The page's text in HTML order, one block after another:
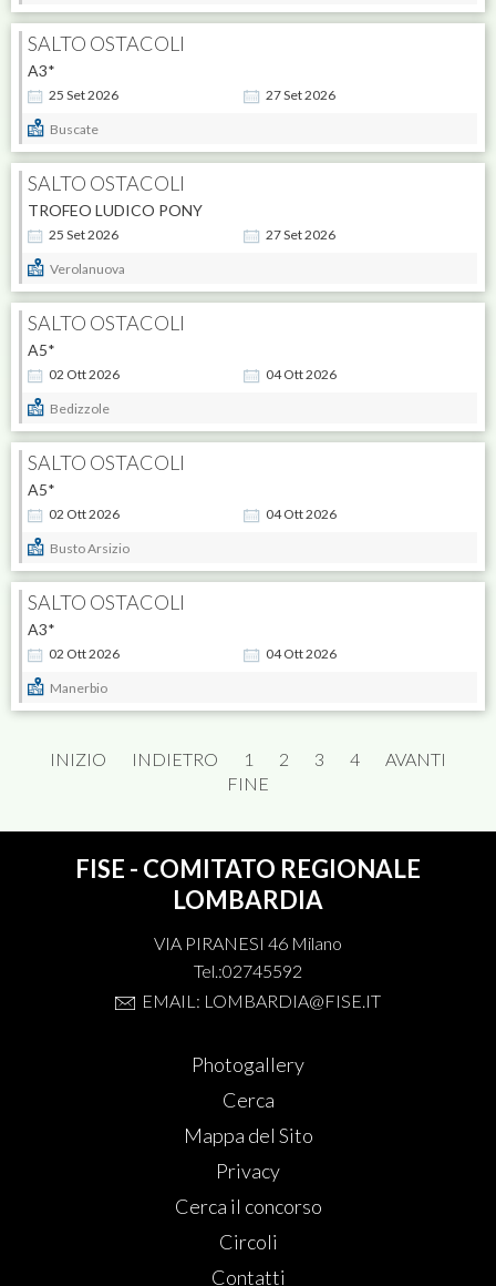
SALTO OSTACOLI
25 Set2026 27Set2026
A3*
Buscate
SALTO OSTACOLI
25 Set2026 27Set2026
TROFEO LUDICO PONY
Verolanuova
SALTO OSTACOLI
02 Ott2026 04 Ott2026
A5*
Bedizzole
SALTO OSTACOLI
02 Ott2026 04 Ott2026
A5*
Busto Arsizio
SALTO OSTACOLI
02 Ott2026 04 Ott2026
A3*
Manerbio
INIZIO INDIETRO 1 2 3 4
AVANTI
FINE
FISE - COMITATO REGIONALE
LOMBARDIA
VIA PIRANESI 46 Milano
Tel.:02745592
EMAIL: LOMBARDIA@FISE.IT
Photogallery
Cerca
Mappa del Sito
Privacy
Cerca il concorso
Circoli
Contatti